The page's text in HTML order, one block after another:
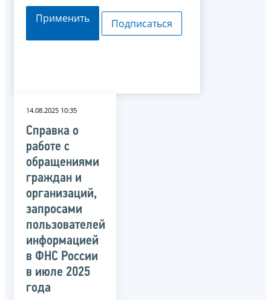
Применить Подписаться
14.08.2025 10:35
Справка о
работе с
обращениями
граждан и
организаций,
запросами
пользователей
информацией
в ФНС России
в июле 2025
года